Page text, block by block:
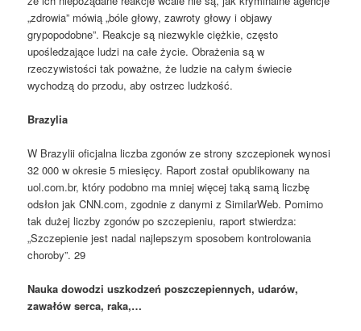
„zdrowia” mówią „bóle głowy, zawroty głowy i objawy
grypopodobne”. Reakcje są niezwykle ciężkie, często
upośledzające ludzi na całe życie. Obrażenia są w
rzeczywistości tak poważne, że ludzie na całym świecie
wychodzą do przodu, aby ostrzec ludzkość.
Brazylia
W Brazylii oficjalna liczba zgonów ze strony szczepionek wynosi
32 000 w okresie 5 miesięcy. Raport został opublikowany na
uol.com.br, który podobno ma mniej więcej taką samą liczbę
odsłon jak CNN.com, zgodnie z danymi z SimilarWeb. Pomimo
tak dużej liczby zgonów po szczepieniu, raport stwierdza:
„Szczepienie jest nadal najlepszym sposobem kontrolowania
choroby”. 29
Nauka dowodzi uszkodzeń poszczepiennych, udarów,
zawałów serca, raka,…